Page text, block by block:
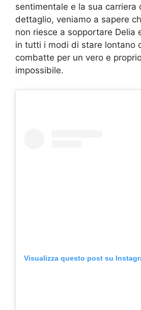
sentimentale e la sua carriera
dettaglio, veniamo a sapere
non riesce a sopportare Delia
in tutti i modi di stare lontano
combatte per un vero e
impossibile.
Visualizza questo post su